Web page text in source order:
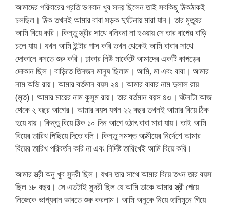
আমাদের পরিবারের প্রতি ভগবান খুব সদয় ছিলেন তাই সবকিছু ঠিকঠাকই
চলছিল। ঠিক তখনই আমার বাবা সড়ক দুর্ঘটনায় মারা যান। তার মৃত্যুর
আমি বিয়ে করি। কিন্তু স্ত্রীর সাথে বনিবনা না হওয়ায় সে তার বাপের বাড়ি
চলে যায়। যখন আমি ইন্টার পাস করি তখন থেকেই আমি বাবার সাথে
দোকানে বসতে শুরু করি। ঢাকার নিউ মার্কেটে আমাদের একটি কাপড়ের
দোকান ছিল। বাড়িতে তিনজন মানুষ ছিলাম। আমি, মা এবং বাবা। আমার
নাম অভি রায়। আমার বর্তমান বয়স ২৪। আমার বাবার নাম দুলাল রায়
(মৃত)। আমার মায়ের নাম কুসুম রায়। তার বর্তমান বয়স ৪৩। ঘটনাটা আজ
থেকে ২ বছর আগের। আমার বয়স যখন ২২ বছর তখনই আমার বিয়ে ঠিক
হয়ে যায়। কিন্তু বিয়ে ঠিক ১০ দিন আগে হঠাৎ বাবা মারা যায়। তাই আমি
বিয়ের তারিখ পিছিয়ে দিতে বলি। কিন্তু সমস্ত আত্মীয়ের নির্দেশে আমার
বিয়ের তারিখ পরিবর্তন করি না এবং নির্দিষ্ট তারিখেই আমি বিয়ে করি।
আমার স্ত্রী অনু খুব সুন্দরী ছিল। যখন তার সাথে আমার বিয়ে তখন তার বয়স
ছিল ১৮ বছর। সে এতটাই সুন্দরী ছিল যে আমি তাকে আমার স্ত্রী পেয়ে
নিজেকে ভাগ্যবান ভাবতে শুরু করলাম। আমি অনুকে নিয়ে হানিমুনে গিয়ে